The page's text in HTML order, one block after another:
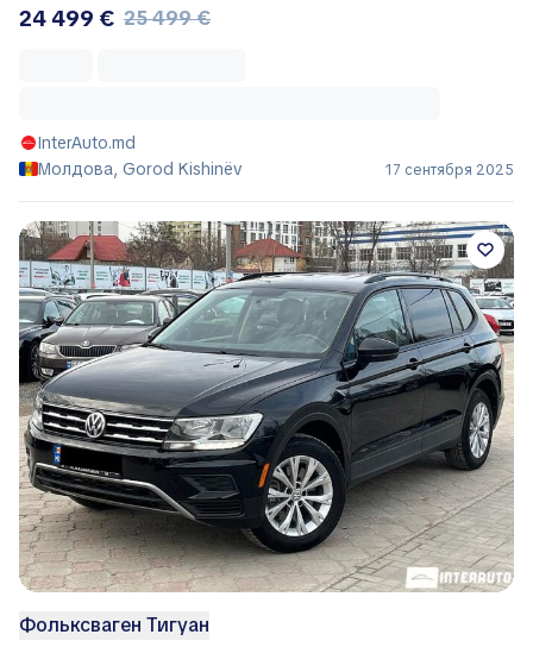
24 499 € 25 499 €
InterAuto.md
Молдова, Gorod Kishinëv
17 сентября 2025
Фольксваген Тигуан